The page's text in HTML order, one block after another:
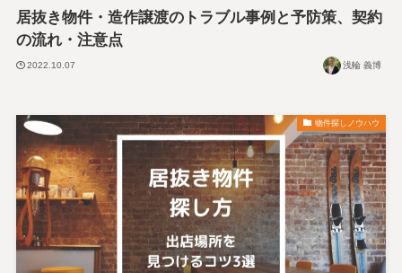
居抜き物件・造作譲渡のトラブル事例と予防策、契約
の流れ・注意点
2022.10.07 浅輪 義博
物件探しノウハウ